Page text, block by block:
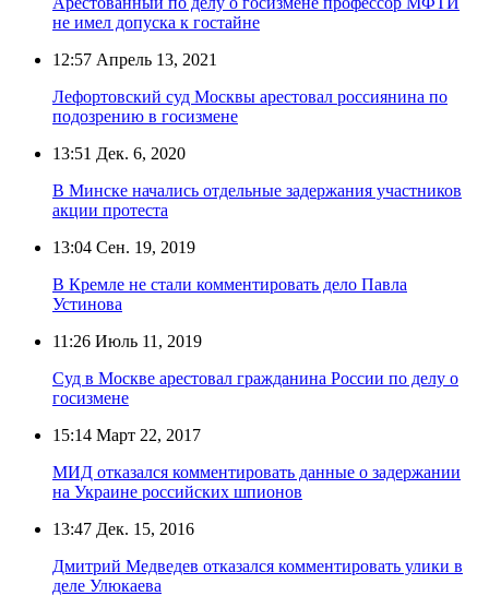
не имел допуска к гостайне
12:57 Апрель 13, 2021
Лефортовский суд Москвы арестовал россиянина по
подозрению в госизмене
13:51 Дек. 6, 2020
В Минске начались отдельные задержания участников
акции протеста
13:04 Сен. 19, 2019
В Кремле не стали комментировать дело Павла
Устинова
11:26 Июль 11, 2019
Суд в Москве арестовал гражданина России по делу о
госизмене
15:14 Март 22, 2017
МИД отказался комментировать данные о задержании
на Украине российских шпионов
13:47 Дек. 15, 2016
Дмитрий Медведев отказался комментировать улики в
деле Улюкаева